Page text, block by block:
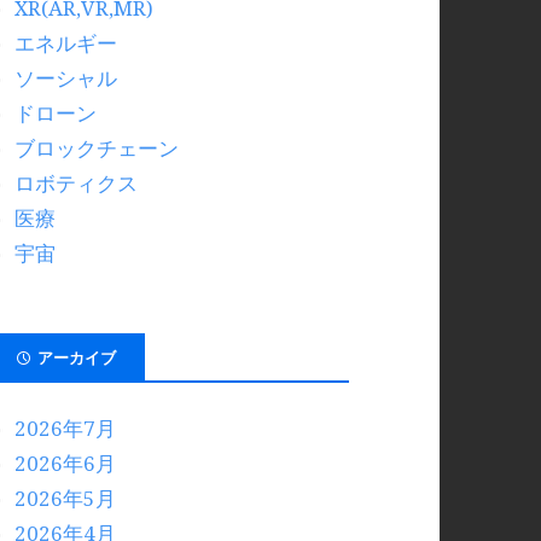
XR(AR,VR,MR)
エネルギー
ソーシャル
ドローン
ブロックチェーン
ロボティクス
医療
宇宙
アーカイブ
2026年7月
2026年6月
2026年5月
2026年4月